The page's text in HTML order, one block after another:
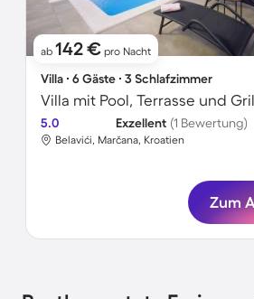
ab 142 € pro Nacht
Villa ∙ 6 Gäste ∙ 3 Schlafzimmer
Villa mit Pool, Terrasse und
5.0 Exzellent (1 Bewertung)
Belavići, Marčana, Kroatien
Zum